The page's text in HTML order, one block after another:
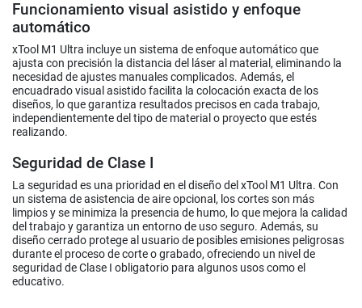
Funcionamiento visual asistido y enfoque
automático
xTool M1 Ultra incluye un sistema de enfoque automático que
ajusta con precisión la distancia del láser al material, eliminando la
necesidad de ajustes manuales complicados. Además, el
encuadrado visual asistido facilita la colocación exacta de los
diseños, lo que garantiza resultados precisos en cada trabajo,
independientemente del tipo de material o proyecto que estés
realizando.
Seguridad de Clase I
La seguridad es una prioridad en el diseño del xTool M1 Ultra. Con
un sistema de asistencia de aire opcional, los cortes son más
limpios y se minimiza la presencia de humo, lo que mejora la calidad
del trabajo y garantiza un entorno de uso seguro. Además, su
diseño cerrado protege al usuario de posibles emisiones peligrosas
durante el proceso de corte o grabado, ofreciendo un nivel de
seguridad de Clase I obligatorio para algunos usos como el
educativo.